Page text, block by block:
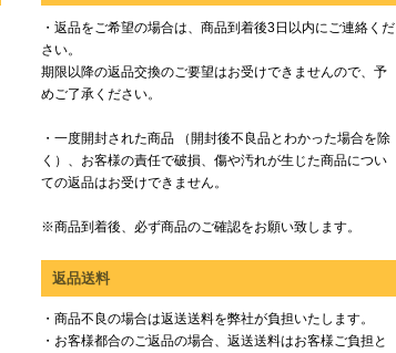
・返品をご希望の場合は、商品到着後3日以内にご連絡くだ
さい。
期限以降の返品交換のご要望はお受けできませんので、予
めご了承ください。
・一度開封された商品 （開封後不良品とわかった場合を除
く）、お客様の責任で破損、傷や汚れが生じた商品につい
ての返品はお受けできません。
※商品到着後、必ず商品のご確認をお願い致します。
返品送料
・商品不良の場合は返送送料を弊社が負担いたします。
・お客様都合のご返品の場合、返送送料はお客様ご負担と